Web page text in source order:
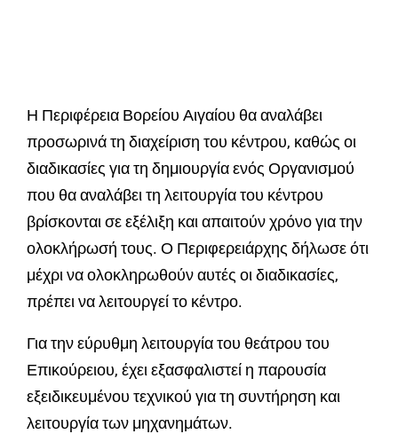
Η Περιφέρεια Βορείου Αιγαίου θα αναλάβει
προσωρινά τη διαχείριση του κέντρου, καθώς οι
διαδικασίες για τη δημιουργία ενός Οργανισμού
που θα αναλάβει τη λειτουργία του κέντρου
βρίσκονται σε εξέλιξη και απαιτούν χρόνο για την
ολοκλήρωσή τους. Ο Περιφερειάρχης δήλωσε ότι
μέχρι να ολοκληρωθούν αυτές οι διαδικασίες,
πρέπει να λειτουργεί το κέντρο.
Για την εύρυθμη λειτουργία του θεάτρου του
Επικούρειου, έχει εξασφαλιστεί η παρουσία
εξειδικευμένου τεχνικού για τη συντήρηση και
λειτουργία των μηχανημάτων.